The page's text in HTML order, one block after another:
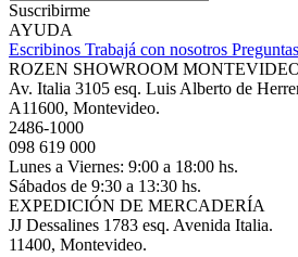
Suscribirme
AYUDA
Escribinos Trabajá con nosotros
ROZEN SHOWROOM
Av. Italia 3105 esq. Luis Alberto de
A11600, Montevideo.
2486-1000
098 619 000
Lunes a Viernes: 9:00 a 18:00 hs.
Sábados de 9:30 a 13:30 hs.
EXPEDICIÓN DE MERCADERÍA
JJ Dessalines 1783 esq. Avenida Italia.
11400, Montevideo.